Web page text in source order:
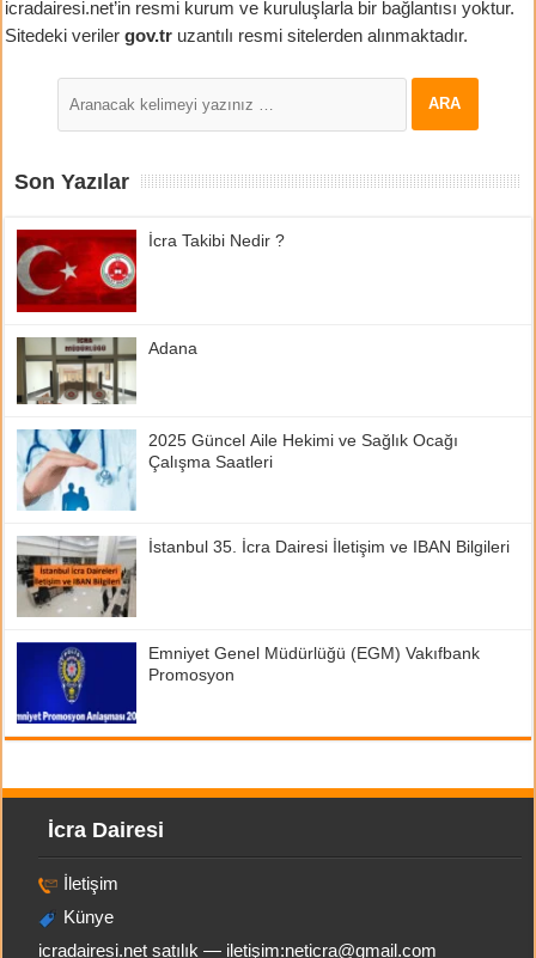
icradairesi.net’in resmi kurum ve kuruluşlarla bir bağlantısı yoktur.
Sitedeki verilergov.tr uzantılı resmi sitelerden alınmaktadır.
Son Yazılar
İcra Takibi Nedir ?
Adana
2025 Güncel Aile Hekimi ve Sağlık Ocağı
Çalışma Saatleri
İstanbul 35. İcra Dairesi İletişim ve IBAN Bilgileri
Emniyet Genel Müdürlüğü (EGM) Vakıfbank
Promosyon
İcra Dairesi
İletişim
Künye
icradairesi.net satılık — iletişim:neticra@gmail.com